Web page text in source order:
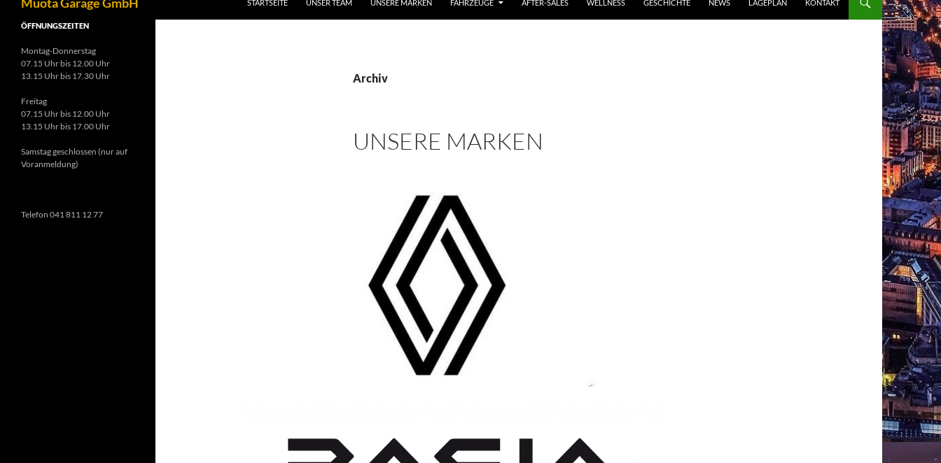
STARTSEITE UNSER TEAM UNSERE MARKEN FAHRZEUGE AFTER-SALES WELLNESS GESCHICHTE NEWS LAGEPLAN KONTAKT
Archiv
UNSERE MARKEN
ÖFFNUNGSZEITEN
Montag-Donnerstag
07.15 Uhr bis 12.00 Uhr
13.15 Uhr bis 17.30 Uhr
Freitag
07.15 Uhr bis 12.00 Uhr
13.15 Uhr bis 17.00 Uhr
Samstag geschlossen (nur auf
Voranmeldung)
Telefon 041 811 12 77